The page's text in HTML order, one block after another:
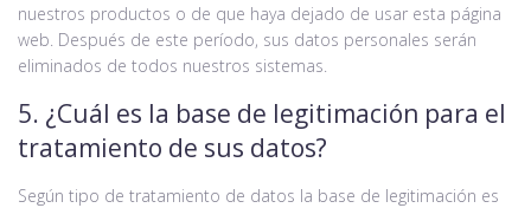
nuestros productos o de que haya dejado de usar esta página
web. Después de este período, sus datos personales serán
eliminados de todos nuestros sistemas.
5. ¿Cuál es la base de legitimación para el
tratamiento de sus datos?
Según tipo de tratamiento de datos la base de legitimación es